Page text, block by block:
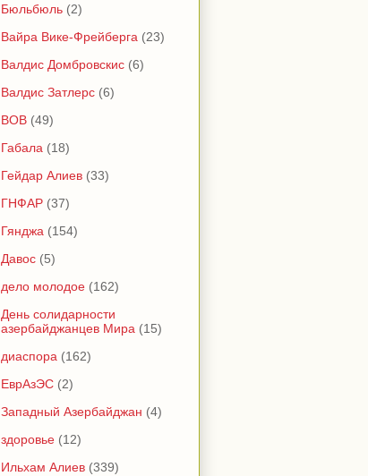
Бюльбюль (2)
Вайра Вике-Фрейберга (23)
Валдис Домбровскис (6)
Валдис Затлерс (6)
ВОВ (49)
Габала (18)
Гейдар Алиев (33)
ГНФАР (37)
Гянджа (154)
Давос (5)
дело молодое (162)
День солидарности
азербайджанцев Мира (15)
диаспора (162)
ЕврАзЭС (2)
Западный Азербайджан (4)
здоровье (12)
Ильхам Алиев (339)